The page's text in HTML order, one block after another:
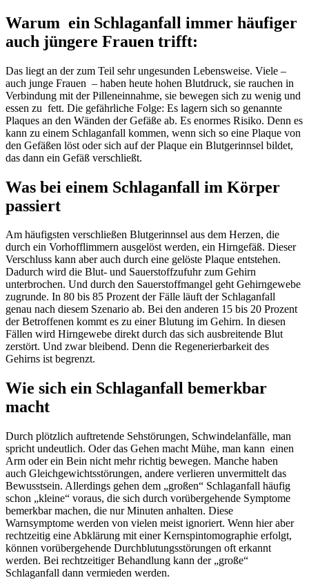
Warum ein Schlaganfall immer häufiger
auch jüngere Frauen trifft:
Das liegt an der zum Teil sehr ungesunden Lebensweise. Viele –
auch junge Frauen – haben heute hohen Blutdruck, sie rauchen in
Verbindung mit der Pilleneinnahme, sie bewegen sich zu wenig und
essen zu fett. Die gefährliche Folge: Es lagern sich so genannte
Plaques an den Wänden der Gefäße ab. Es enormes Risiko. Denn es
kann zu einem Schlaganfall kommen, wenn sich so eine Plaque von
den Gefäßen löst oder sich auf der Plaque ein Blutgerinnsel bildet,
das dann ein Gefäß verschließt.
Was bei einem Schlaganfall im Körper
passiert
Am häufigsten verschließen Blutgerinnsel aus dem Herzen, die
durch ein Vorhofflimmern ausgelöst werden, ein Hirngefäß. Dieser
Verschluss kann aber auch durch eine gelöste Plaque entstehen.
Dadurch wird die Blut- und Sauerstoffzufuhr zum Gehirn
unterbrochen. Und durch den Sauerstoffmangel geht Gehirngewebe
zugrunde. In 80 bis 85 Prozent der Fälle läuft der Schlaganfall
genau nach diesem Szenario ab. Bei den anderen 15 bis 20 Prozent
der Betroffenen kommt es zu einer Blutung im Gehirn. In diesen
Fällen wird Hirngewebe direkt durch das sich ausbreitende Blut
zerstört. Und zwar bleibend. Denn die Regenerierbarkeit des
Gehirns ist begrenzt.
Wie sich ein Schlaganfall bemerkbar
macht
Durch plötzlich auftretende Sehstörungen, Schwindelanfälle, man
spricht undeutlich. Oder das Gehen macht Mühe, man kann einen
Arm oder ein Bein nicht mehr richtig bewegen. Manche haben
auch Gleichgewichtsstörungen, andere verlieren unvermittelt das
Bewusstsein. Allerdings gehen dem „großen“ Schlaganfall häufig
schon „kleine“ voraus, die sich durch vorübergehende Symptome
bemerkbar machen, die nur Minuten anhalten. Diese
Warnsymptome werden von vielen meist ignoriert. Wenn hier aber
rechtzeitig eine Abklärung mit einer Kernspintomographie erfolgt,
können vorübergehende Durchblutungsstörungen oft erkannt
werden. Bei rechtzeitiger Behandlung kann der „große“
Schlaganfall dann vermieden werden.